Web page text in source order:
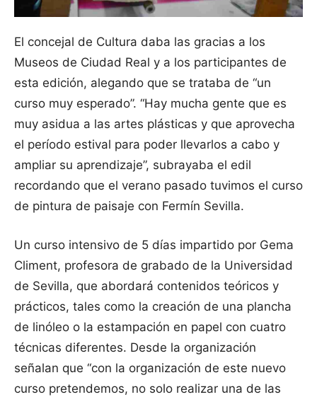
El concejal de Cultura daba las gracias a los
Museos de Ciudad Real y a los participantes de
esta edición, alegando que se trataba de “un
curso muy esperado”. “Hay mucha gente que es
muy asidua a las artes plásticas y que aprovecha
el período estival para poder llevarlos a cabo y
ampliar su aprendizaje”, subrayaba el edil
recordando que el verano pasado tuvimos el curso
de pintura de paisaje con Fermín Sevilla.
Un curso intensivo de 5 días impartido por Gema
Climent, profesora de grabado de la Universidad
de Sevilla, que abordará contenidos teóricos y
prácticos, tales como la creación de una plancha
de linóleo o la estampación en papel con cuatro
técnicas diferentes. Desde la organización
señalan que “con la organización de este nuevo
curso pretendemos, no solo realizar una de las